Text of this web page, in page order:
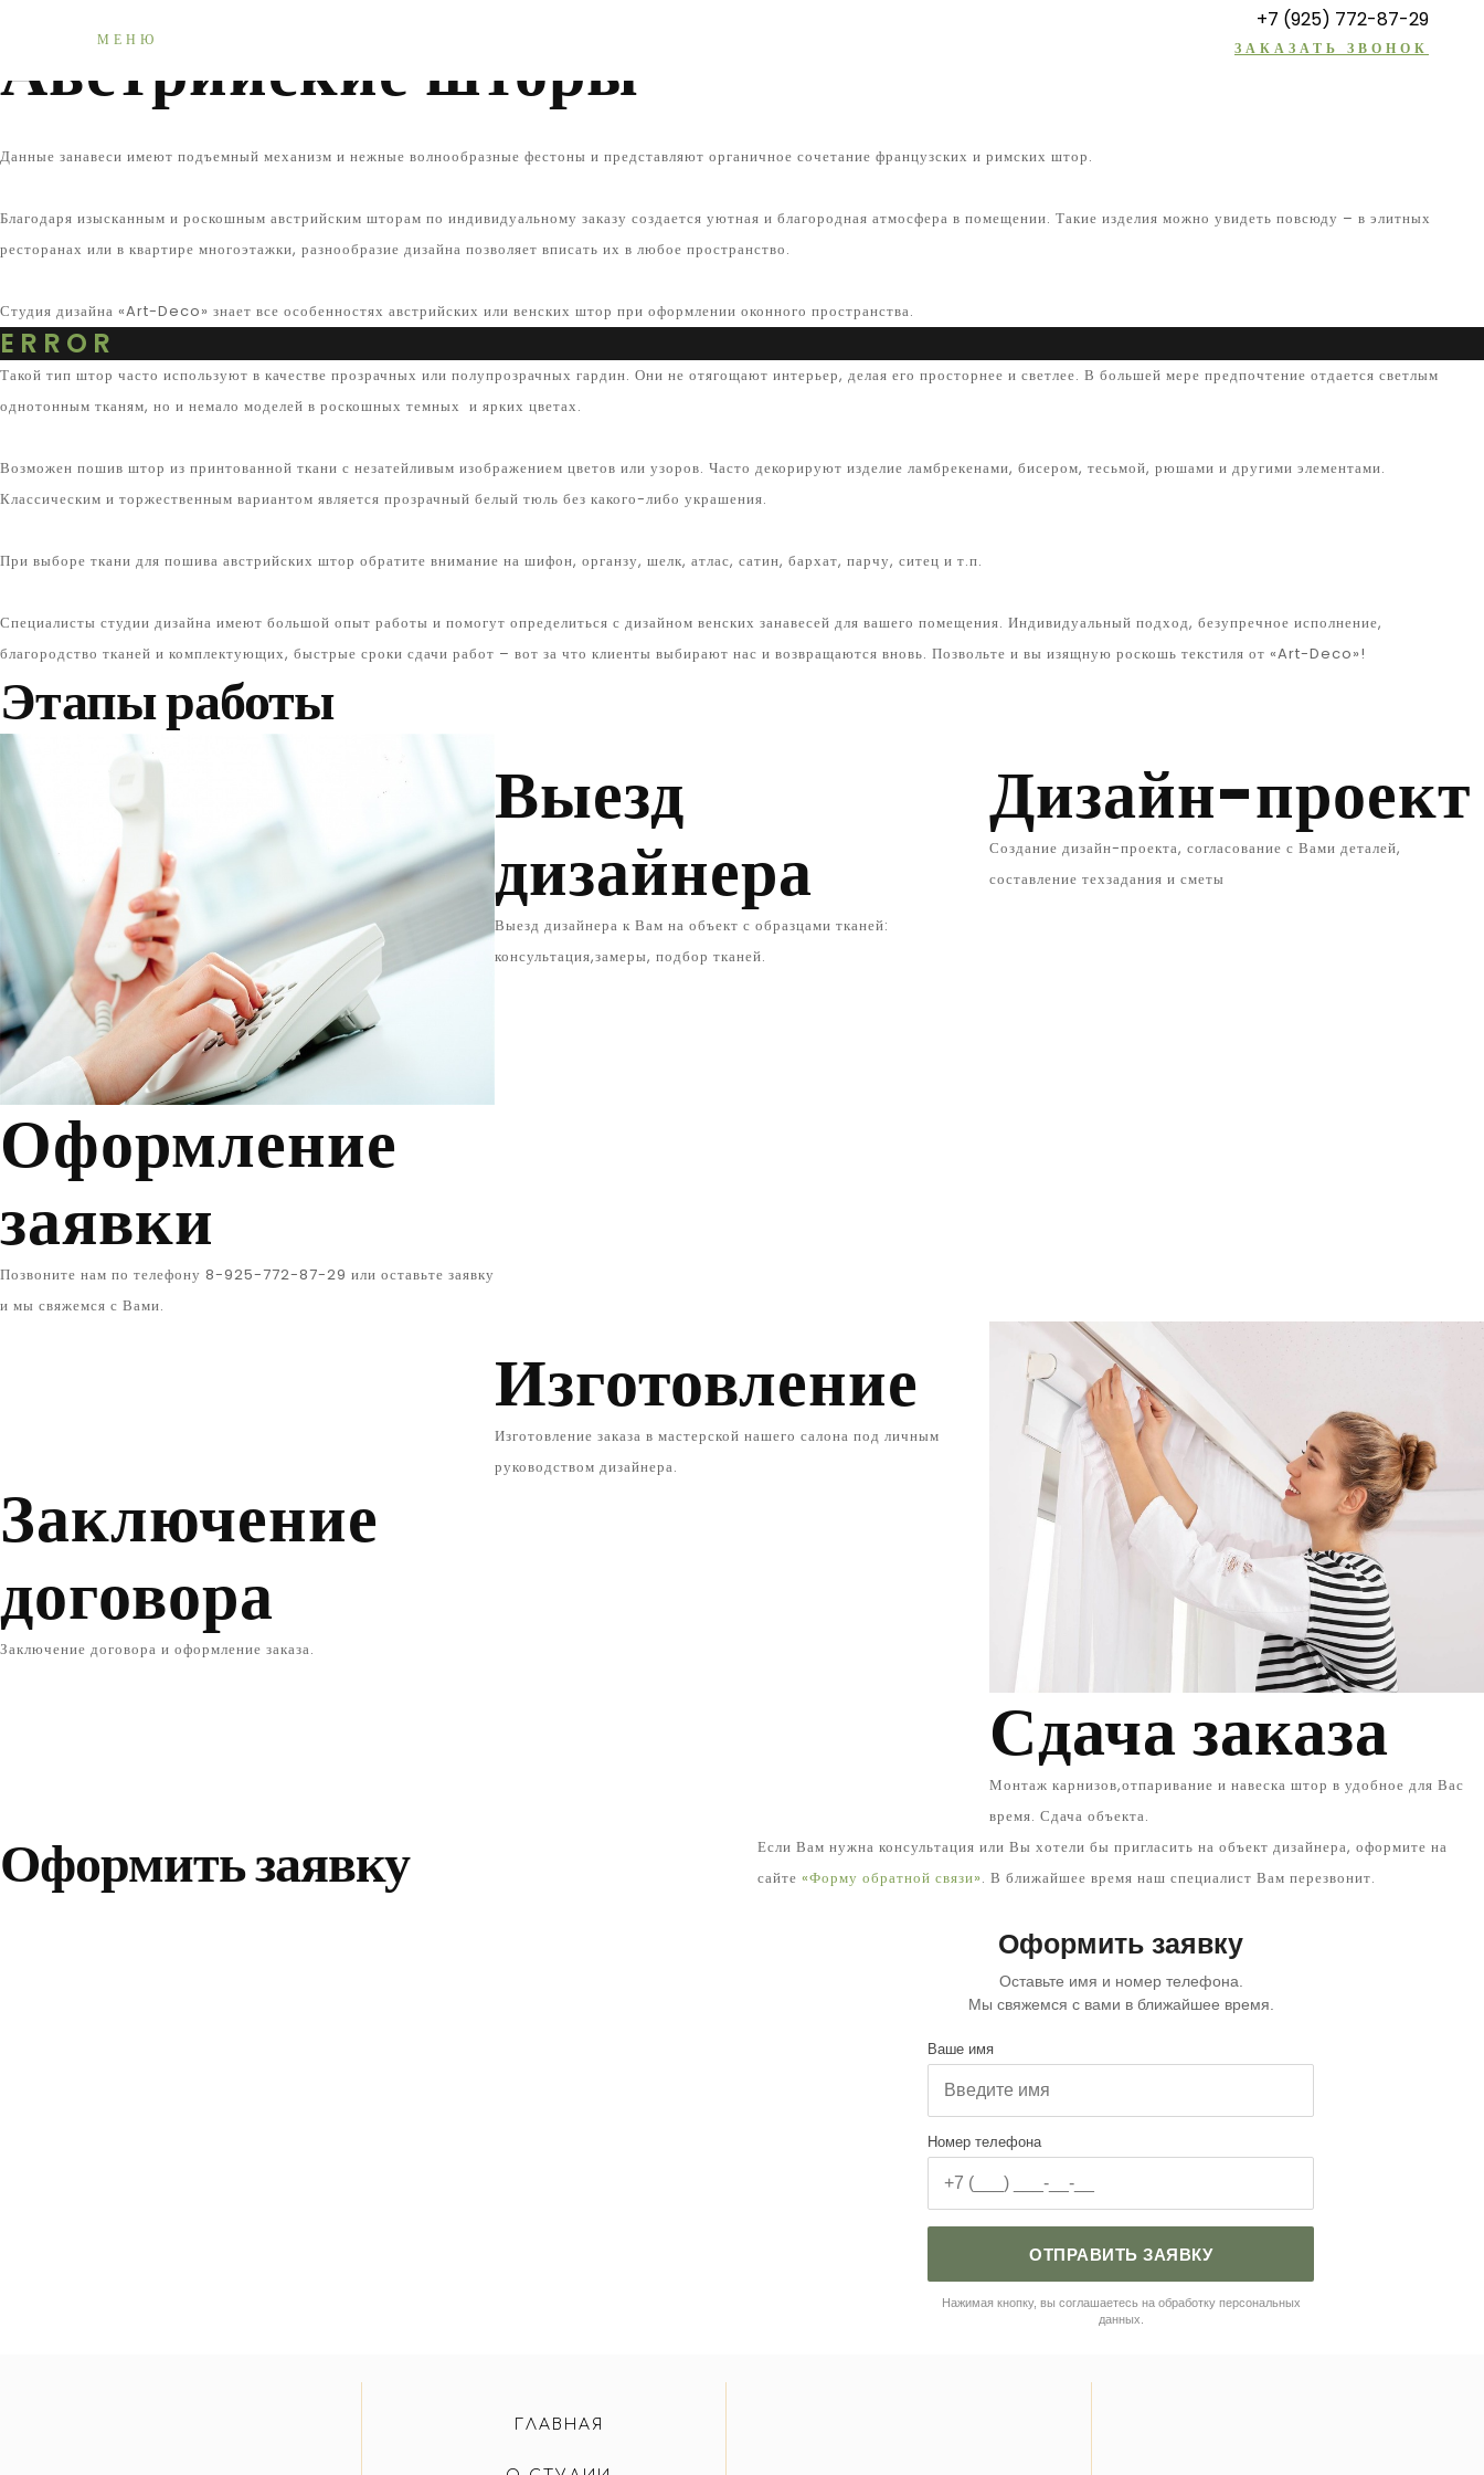
МЕНЮ
+7 (925) 772-87-29
ЗАКАЗАТЬ ЗВОНОК
Австрийские шторы
Данные занавеси имеют подъемный механизм и нежные волнообразные фестоны и представляют органичное сочетание французских и римских штор.
Благодаря изысканным и роскошным австрийским шторам по индивидуальному заказу создается уютная и благородная атмосфера в помещении. Такие изделия можно увидеть повсюду – в элитных
ресторанах или в квартире многоэтажки, разнообразие дизайна позволяет вписать их в любое пространство.
Студия дизайна «Art-Deco» знает все особенностях австрийских или венских штор при оформлении оконного пространства.
ERROR
Такой тип штор часто используют в качестве прозрачных или полупрозрачных гардин. Они не отягощают интерьер, делая его просторнее и светлее. В большей мере предпочтение отдается светлым
однотонным тканям, но и немало моделей в роскошных темных и ярких цветах.
Возможен пошив штор из принтованной ткани с незатейливым изображением цветов или узоров. Часто декорируют изделие ламбрекенами, бисером, тесьмой, рюшами и другими элементами.
Классическим и торжественным вариантом является прозрачный белый тюль без какого-либо украшения.
При выборе ткани для пошива австрийских штор обратите внимание на шифон, органзу, шелк, атлас, сатин, бархат, парчу, ситец и т.п.
Специалисты студии дизайна имеют большой опыт работы и помогут определиться с дизайном венских занавесей для вашего помещения. Индивидуальный подход, безупречное исполнение,
благородство тканей и комплектующих, быстрые сроки сдачи работ – вот за что клиенты выбирают нас и возвращаются вновь. Позвольте и вы изящную роскошь текстиля от «Art-Deco»!
Этапы работы
Оформление
заявки
Позвоните нам по телефону 8-925-772-87-29 или оставьте заявку
и мы свяжемся с Вами.
Выезд
дизайнера
Выезд дизайнера к Вам на объект с образцами тканей:
консультация,замеры, подбор тканей.
Дизайн-проект
Создание дизайн-проекта, согласование с Вами деталей,
составление техзадания и сметы
Заключение
договора
Заключение договора и оформление заказа.
Изготовление
Изготовление заказа в мастерской нашего салона под личным
руководством дизайнера.
Сдача заказа
Монтаж карнизов,отпаривание и навеска штор в удобное для Вас
время. Сдача объекта.
Оформить заявку
Если Вам нужна консультация или Вы хотели бы пригласить на объект дизайнера, оформите на
сайте«Форму обратной связи». В ближайшее время наш специалист Вам перезвонит.
Оформить заявку
Оставьте имя и номер телефона.
Мы свяжемся с вами в ближайшее время.
Ваше имя
Номер телефона
ОТПРАВИТЬ ЗАЯВКУ
Нажимая кнопку, вы соглашаетесь на обработку персональных
данных.
ГЛАВНАЯ